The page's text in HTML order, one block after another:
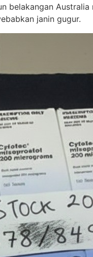
belakangan
janin gugur.